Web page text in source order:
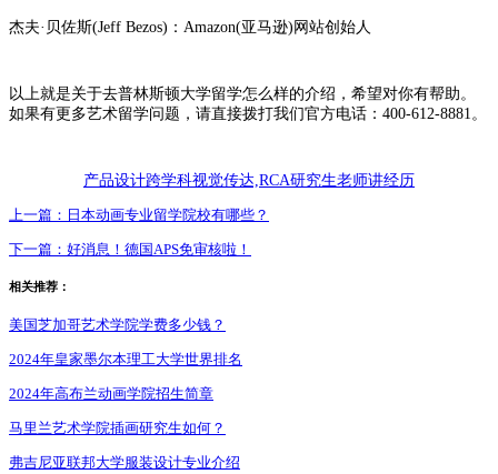
杰夫·贝佐斯(Jeff Bezos)：Amazon(亚马逊)网站创始人
以上就是关于去普林斯顿大学留学怎么样的介绍，希望对你有帮助。
如果有更多艺术留学问题，请直接拨打我们官方电话：400-612-8881。
产品设计跨学科视觉传达,RCA研究生老师讲经历
上一篇： 日本动画专业留学院校有哪些？
下一篇： 好消息！德国APS免审核啦！
相关推荐：
美国芝加哥艺术学院学费多少钱？
2024年皇家墨尔本理工大学世界排名
2024年高布兰动画学院招生简章
马里兰艺术学院插画研究生如何？
弗吉尼亚联邦大学服装设计专业介绍